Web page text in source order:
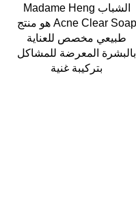
الشباب Madame Heng
Acne Clear Soap هو منتج
طبيعي مخصص للعناية
بالبشرة المعرضة للمشاكل
بتركيبة غنية